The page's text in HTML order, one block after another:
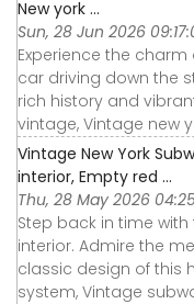
New york ...
Sun, 28 Jun 2026
Experience the charm
car driving down the
rich history and
vintage, Vintage new
Vintage New York
interior, Empty red ...
Thu, 28 May 2026
Step back in time
interior. Admire the
classic design of this
system, Vintage